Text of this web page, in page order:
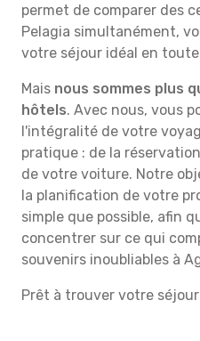
permet de comparer des
Pelagia simultanément,
votre séjour idéal en
Mais nous sommes plus
hôtels. Avec nous, vous
l'intégralité de votre
pratique : de la
de votre voiture. Notre
la planification de votre
simple que possible, afin
concentrer sur ce qui
souvenirs inoubliables à
Prêt à trouver votre